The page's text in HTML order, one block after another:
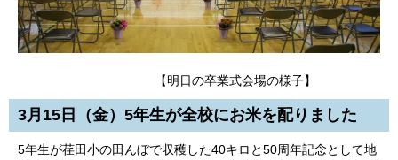
【明日の卒業式会場の様子】
3月15日（金）5年生が全校にお米を配りました
5年生が荏田小の田んぼで収穫した40キロと50周年記念として地